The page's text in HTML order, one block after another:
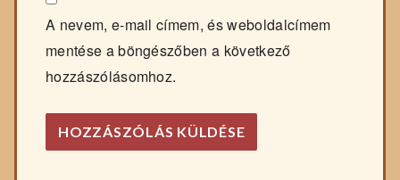
A nevem, e-mail címem, és weboldalcímem
mentése a böngészőben a következő
hozzászólásomhoz.